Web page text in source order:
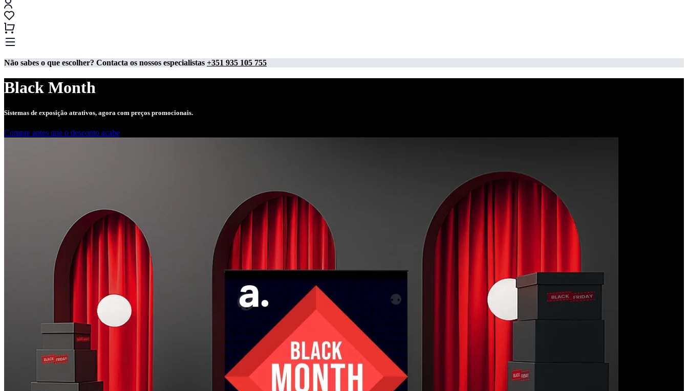
Não sabes o que escolher? Contacta os nossos especialistas +351 935 105 755
Black Month
Sistemas de exposição atrativos, agora com preços promocionais.
Compre antes que o desconto acabe